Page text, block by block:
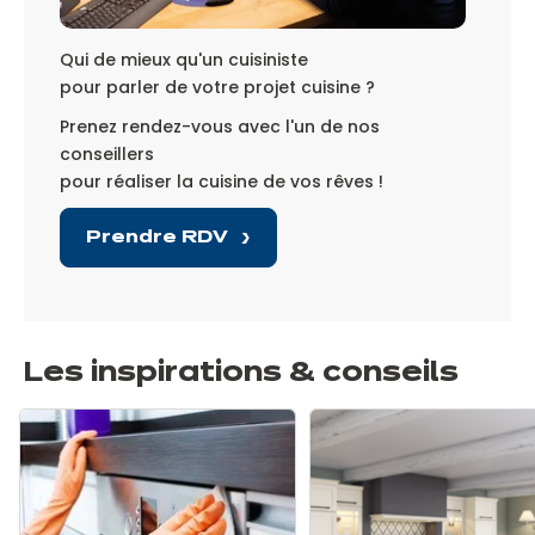
Qui de mieux qu'un cuisiniste
pour parler de votre projet cuisine ?
Prenez rendez-vous avec l'un de nos
conseillers
pour réaliser la cuisine de vos rêves !
Prendre RDV
Les inspirations & conseils